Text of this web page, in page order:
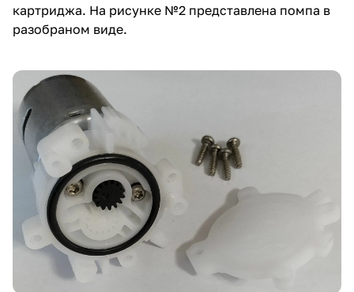
картриджа. На рисунке №2 представлена помпа в
разобраном виде.